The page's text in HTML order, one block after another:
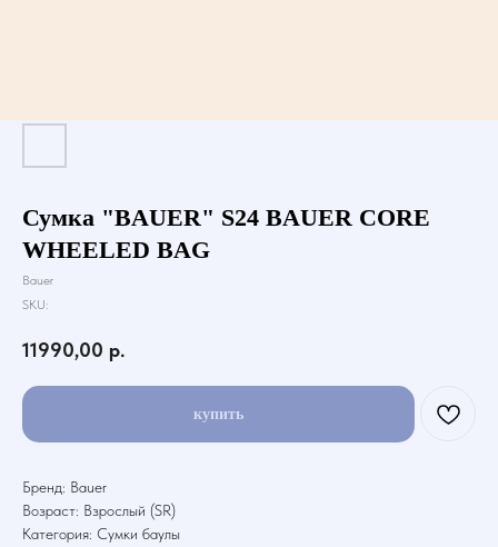
Сумка "BAUER" S24 BAUER CORE
WHEELED BAG
Bauer
SKU:
11990,00 р.
купить
Бренд: Bauer
Возраст: Взрослый (SR)
Категория: Сумки баулы